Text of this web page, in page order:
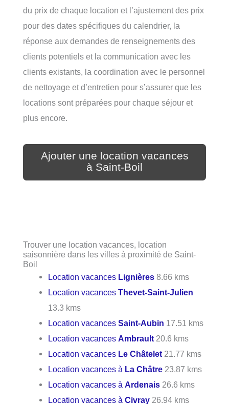
du prix de chaque location et l’ajustement des prix
pour des dates spécifiques du calendrier, la
réponse aux demandes de renseignements des
clients potentiels et la communication avec les
clients existants, la coordination avec le personnel
de nettoyage et d’entretien pour s’assurer que les
locations sont préparées pour chaque séjour et
plus encore.
Ajouter une location vacances
à Saint-Boil
Trouver une location vacances, location
saisonnière dans les villes à proximité de Saint-
Boil
Location vacances Lignières 8.66 kms
Location vacancesThevet-Saint-Julien
13.3 kms
Location vacancesSaint-Aubin 17.51 kms
Location vacancesAmbrault 20.6 kms
Location vacances Le Châtelet 21.77 kms
Location vacances à La Châtre 23.87 kms
Location vacances àArdenais 26.6 kms
Location vacances àCivray 26.94 kms